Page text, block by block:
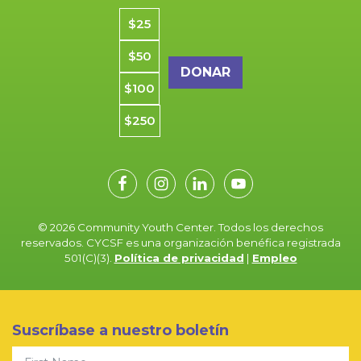
Importe de la donación
$25
$50
$100
$250
© 2026 Community Youth Center. Todos los derechos
reservados. CYCSF es una organización benéfica registrada
501(C)(3). Política de privacidad | Empleo
Suscríbase a nuestro boletín
First Name